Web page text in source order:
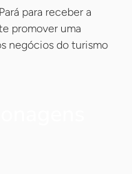
para receber a
promover uma
negócios do turismo